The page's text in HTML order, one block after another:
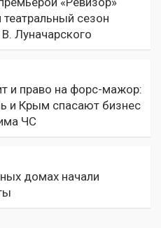
сезон
Луначарского
и право на форс-мажор:
и Крым спасают бизнес
ЧС
домах начали